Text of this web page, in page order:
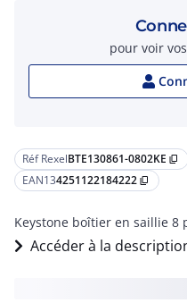
Réf RexelBTE130861-0802KE content_copy
EAN134251122184222 content_copy
Keystone boîtier en saillie
Accéder à la
pour voir